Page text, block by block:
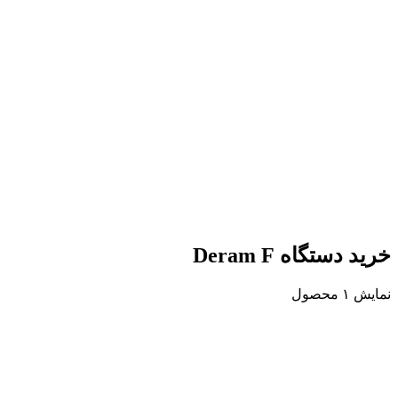
خرید دستگاه Deram F
نمایش ۱ محصول